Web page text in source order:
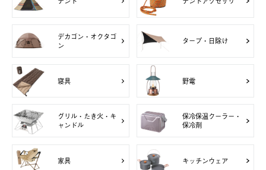
デカゴン・オクタゴ
ン
タープ・日除け
寝具 野電
グリル・たき火・キ
ャンドル
保冷保温クーラー・
保冷剤
家具 キッチンウェア